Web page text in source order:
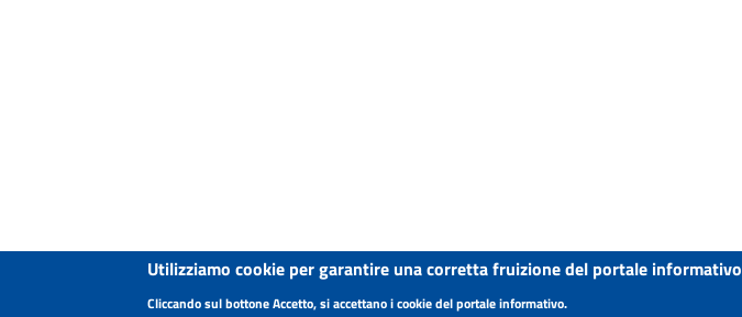
Utilizziamo cookie per garantire una corretta fruizione del portale informativo
Cliccando sul bottone Accetto, si accettano i cookie del portale informativo.